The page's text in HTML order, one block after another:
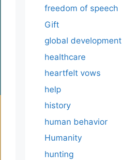
freedom of speech
Gift
global development
healthcare
heartfelt vows
help
history
human behavior
Humanity
hunting